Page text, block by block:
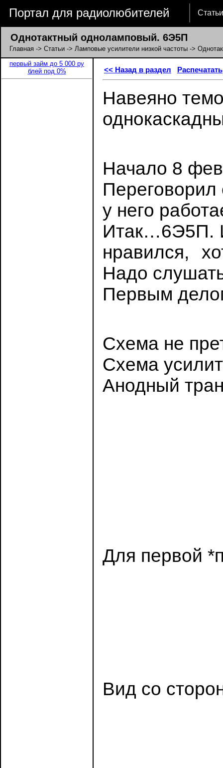
Портал для радиолюбителей Статьи
Однотактный одноламповый. 6Э5П
Главная -> Статьи -> Ламповые усилители низкой частоты ->
первый займ до 5 000 ру
блей под 0%
<< Назад в раздел Распечатать
Навеяно
Начало 8
у него
Итак…6Э5П.
нравился,
Надо
Первым
Схема не
Схема
Анодный
Для первой
Вид со